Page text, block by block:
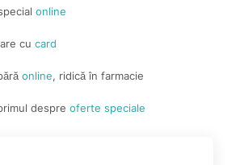
online
cu card
online, ridică în farmacie
despre oferte speciale